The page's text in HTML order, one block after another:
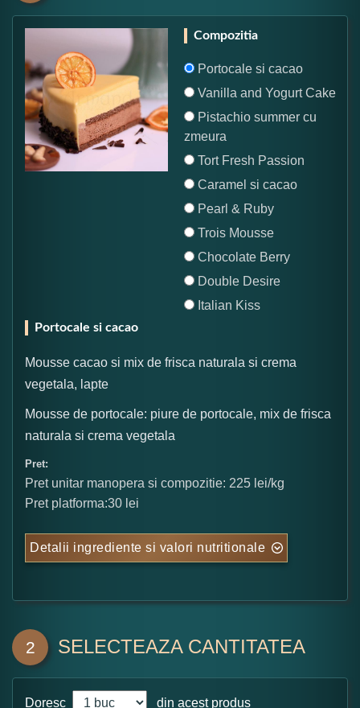
Compozitia
Portocale si cacao
Vanilla and Yogurt Cake
Pistachio summer cu
zmeura
Tort Fresh Passion
Caramel si cacao
Pearl & Ruby
Trois Mousse
Chocolate Berry
Double Desire
Italian Kiss
Portocale si cacao
Mousse cacao si mix de frisca naturala si crema
vegetala, lapte
Mousse de portocale: piure de portocale, mix de frisca
naturala si crema vegetala
Pret:
Pret unitar manopera si compozitie: 225 lei/kg
Pret platforma:30 lei
Detalii ingrediente si valori nutritionale
2 SELECTEAZA CANTITATEA
Doresc din acest produs